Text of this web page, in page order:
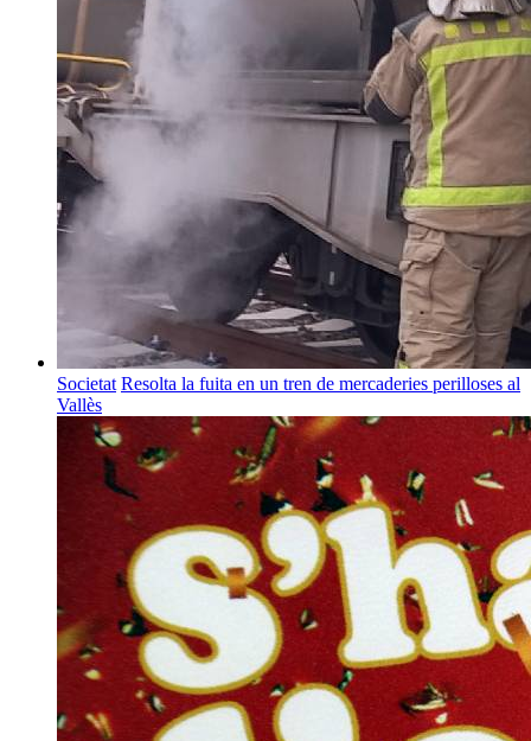
Societat Resolta la fuita en un tren de mercaderies perilloses al
Vallès